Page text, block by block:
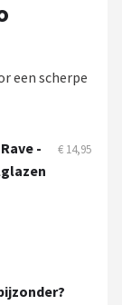
een scherpe
-
€ 14,95